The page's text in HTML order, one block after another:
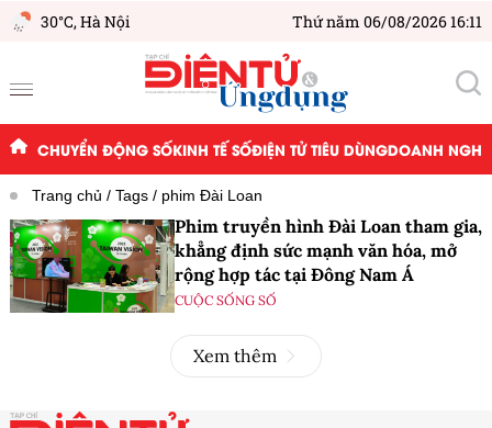
30°C,Hà Nội Thứ năm 06/08/2026 16:11
CHUYỂN ĐỘNG SỐKINH TẾ SỐĐIỆN TỬ TIÊU DÙNGDOANH
Trang chủ Tags phim Đài Loan
Phim truyền hình Đài Loan tham gia,
khẳng định sức mạnh văn hóa, mở
rộng hợp tác tại Đông Nam Á
CUỘC SỐNG SỐ
Xem thêm